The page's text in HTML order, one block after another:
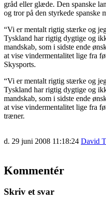
gråd eller glæde. Den spanske
og tror på den styrkede spanske
“Vi er mentalt rigtig stærke og
Tyskland har rigtig dygtige og
mandskab, som i sidste ende
at vise vindermentalitet lige fra
Skysports.
“Vi er mentalt rigtig stærke og
Tyskland har rigtig dygtige og
mandskab, som i sidste ende
at vise vindermentalitet lige fra
træner.
d. 29 juni 2008 11:18:24 David
Kommentér
Skriv et svar